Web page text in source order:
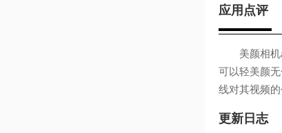
应用点评
美颜相机
可以轻美颜
线对其视频
更新日志